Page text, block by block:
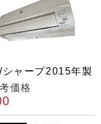
シャープ2015年製
価格